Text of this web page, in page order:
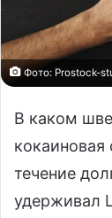
Фото: Prostock-
В каком
течение
удерживал